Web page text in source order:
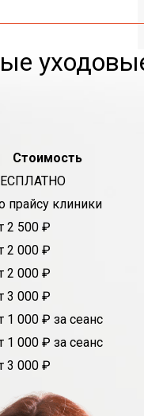
Стоимость
прайсу клиники
2 500 ₽
2 000 ₽
2 000 ₽
3 000 ₽
1 000 ₽ за сеанс
1 000 ₽ за сеанс
3 000 ₽